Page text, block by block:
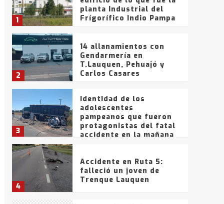
1
planta Industrial del
Frígorífico Indio Pampa
2
14 allanamientos con
Gendarmería en
T.Lauquen, Pehuajó y
Carlos Casares
3
Identidad de los
adolescentes
pampeanos que fueron
protagonistas del fatal
accidente en la mañana
4
Accidente en Ruta 5:
falleció un joven de
Trenque Lauquen